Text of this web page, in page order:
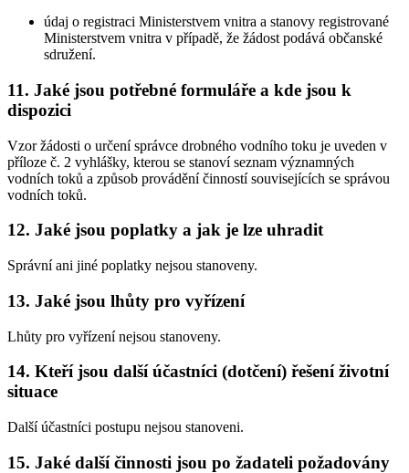
údaj o registraci Ministerstvem vnitra a stanovy registrované
Ministerstvem vnitra v případě, že žádost podává občanské
sdružení.
11. Jaké jsou potřebné formuláře a kde jsou k
dispozici
Vzor žádosti o určení správce drobného vodního toku je uveden v
příloze č. 2 vyhlášky, kterou se stanoví seznam významných
vodních toků a způsob provádění činností souvisejících se správou
vodních toků.
12. Jaké jsou poplatky a jak je lze uhradit
Správní ani jiné poplatky nejsou stanoveny.
13. Jaké jsou lhůty pro vyřízení
Lhůty pro vyřízení nejsou stanoveny.
14. Kteří jsou další účastníci (dotčení) řešení životní
situace
Další účastníci postupu nejsou stanoveni.
15. Jaké další činnosti jsou po žadateli požadovány